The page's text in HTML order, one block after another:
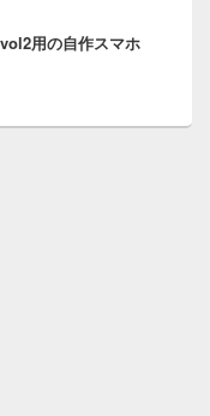
用の自作スマホ